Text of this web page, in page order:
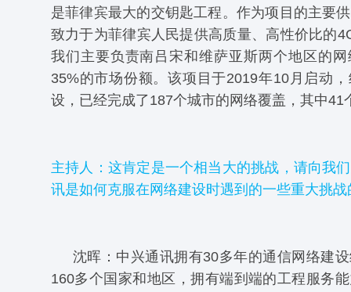
是菲律宾最大的交钥匙工程。作为项目的主要
致力于为菲律宾人民提供高质量、高性价比的
我们主要负责南吕宋和维萨亚斯两个地区的
35%的市场份额。该项目于2019年10月启动
设，已经完成了187个城市的网络覆盖，其中41
主持人：这肯定是一个相当大的挑战，请向我
讯是如何克服在网络建设时遇到的一些重大挑战
沈晖：中兴通讯拥有30多年的通信网络建
160多个国家和地区，拥有端到端的工程服务